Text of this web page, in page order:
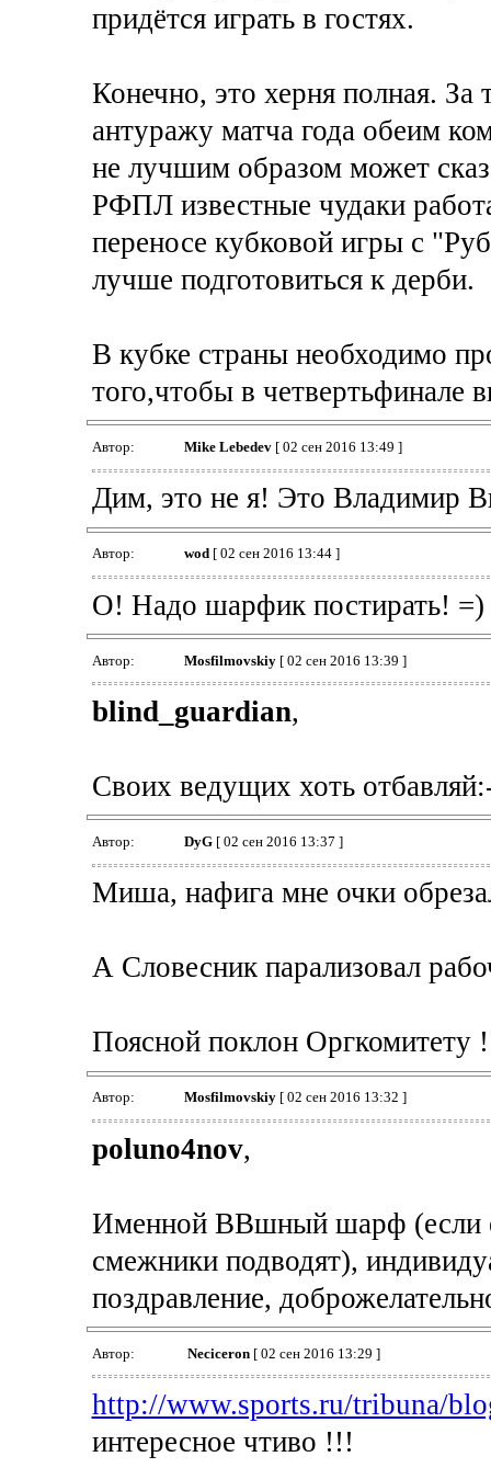
придётся играть в гостях.
Конечно, это херня полная. За
антуражу матча года обеим
не лучшим образом может
РФПЛ известные чудаки
переносе кубковой игры с
лучше подготовиться к дерби.
В кубке страны необходимо
того,чтобы в четвертьфинале
Автор: Mike Lebedev[ 02 сен 2016 13:49 ]
Дим, это не я! Это Владимир
Автор: wod[ 02 сен 2016 13:44 ]
О! Надо шарфик постирать! =)
Автор: Mosfilmovskiy[ 02 сен 2016 13:39 ]
blind_guardian,
Своих ведущих хоть
Автор: DyG[ 02 сен 2016 13:37 ]
Миша, нафига мне очки
А Словесник парализовал
Поясной поклон Оргкомитету !
Автор: Mosfilmovskiy[ 02 сен 2016 13:32 ]
poluno4nov,
Именной ВВшный шарф (если
смежники подводят),
поздравление,
Автор: Neciceron[ 02 сен 2016 13:29 ]
http://www.sports.ru/tribuna/
интересное чтиво !!!